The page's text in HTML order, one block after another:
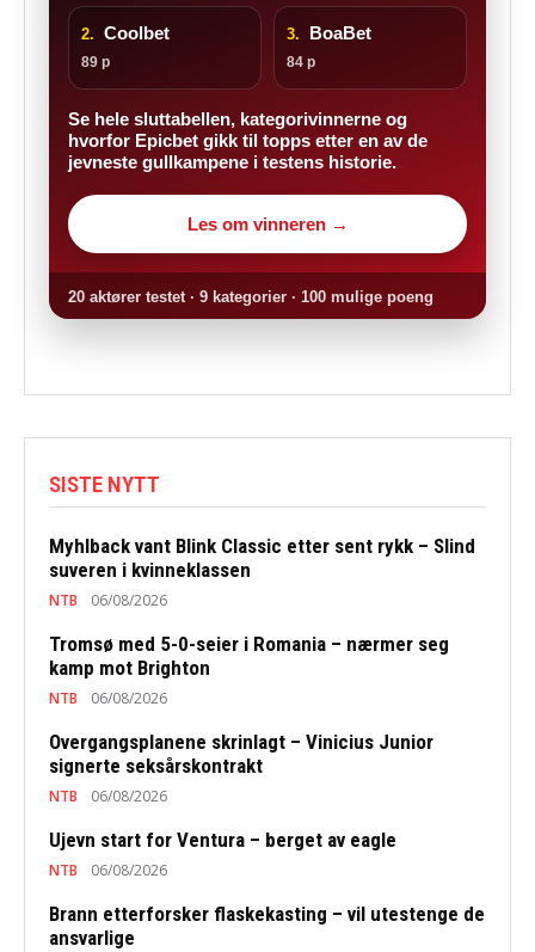
2. Coolbet
89 p
3. BoaBet
84 p
Se hele sluttabellen, kategorivinnerne og
hvorfor Epicbet gikk til topps etter en av de
jevneste gullkampene i testens historie.
Les om vinneren →
20 aktører testet · 9 kategorier · 100 mulige poeng
SISTE NYTT
Myhlback vant Blink Classic etter sent rykk – Slind
suveren i kvinneklassen
NTB 06/08/2026
Tromsø med 5-0-seier i Romania – nærmer seg
kamp mot Brighton
NTB 06/08/2026
Overgangsplanene skrinlagt – Vinicius Junior
signerte seksårskontrakt
NTB 06/08/2026
Ujevn start for Ventura – berget av eagle
NTB 06/08/2026
Brann etterforsker flaskekasting – vil utestenge de
ansvarlige